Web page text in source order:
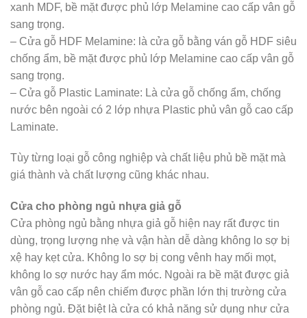
xanh MDF, bề mặt được phủ lớp Melamine cao cấp vân gỗ
sang trọng.
– Cửa gỗ HDF Melamine: là cửa gỗ bằng ván gỗ HDF siêu
chống ẩm, bề mặt được phủ lớp Melamine cao cấp vân gỗ
sang trọng.
– Cửa gỗ Plastic Laminate: Là cửa gỗ chống ẩm, chống
nước bên ngoài có 2 lớp nhựa Plastic phủ vân gỗ cao cấp
Laminate.
Tùy từng loại gỗ công nghiệp và chất liệu phủ bề mặt mà
giá thành và chất lượng cũng khác nhau.
Cửa cho phòng ngủ nhựa giả gỗ
Cửa phòng ngủ bằng nhựa giả gỗ hiện nay rất được tin
dùng, trọng lượng nhẹ và vận hàn dễ dàng không lo sợ bị
xệ hay kẹt cửa. Không lo sợ bị cong vênh hay mối mọt,
không lo sợ nước hay ẩm móc. Ngoài ra bề mặt được giả
vân gỗ cao cấp nên chiếm được phần lớn thị trường cửa
phòng ngủ. Đặt biệt là cửa có khả năng sử dụng như cửa